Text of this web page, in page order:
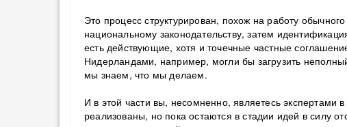
Это процесс структурирован, похож на работу
национальному законодательству, затем
есть действующие, хотя и точечные частные
Нидерландами, например, могли бы загрузить
мы знаем, что мы делаем.
И в этой части вы, несомненно, являетесь экспертами
реализованы, но пока остаются в стадии идей в силу